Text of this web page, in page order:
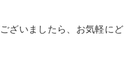
ざいましたら、お気軽にど